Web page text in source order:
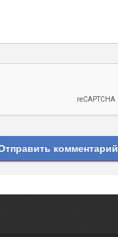
комментарий